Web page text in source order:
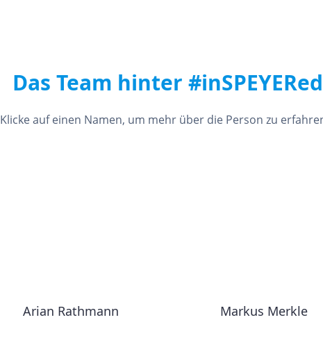
Das Team hinter #inSPEYERed
Klicke auf einen Namen, um mehr über die Person zu
Arian Rathmann Markus Merkle